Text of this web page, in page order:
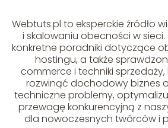
Webtuts.pl to eksperckie źródło
i skalowaniu obecności w sieci.
konkretne poradniki dotyczące
hostingu, a także
commerce i techniki
rozwinąć dochodowy biznes
techniczne problemy,
przewagę konkurencyjną z
dla nowoczesnych twórców i